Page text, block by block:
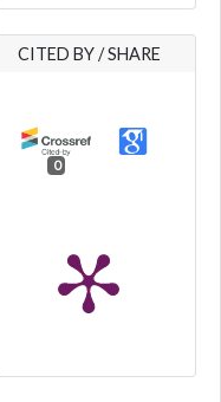
CITED BY / SHARE
0